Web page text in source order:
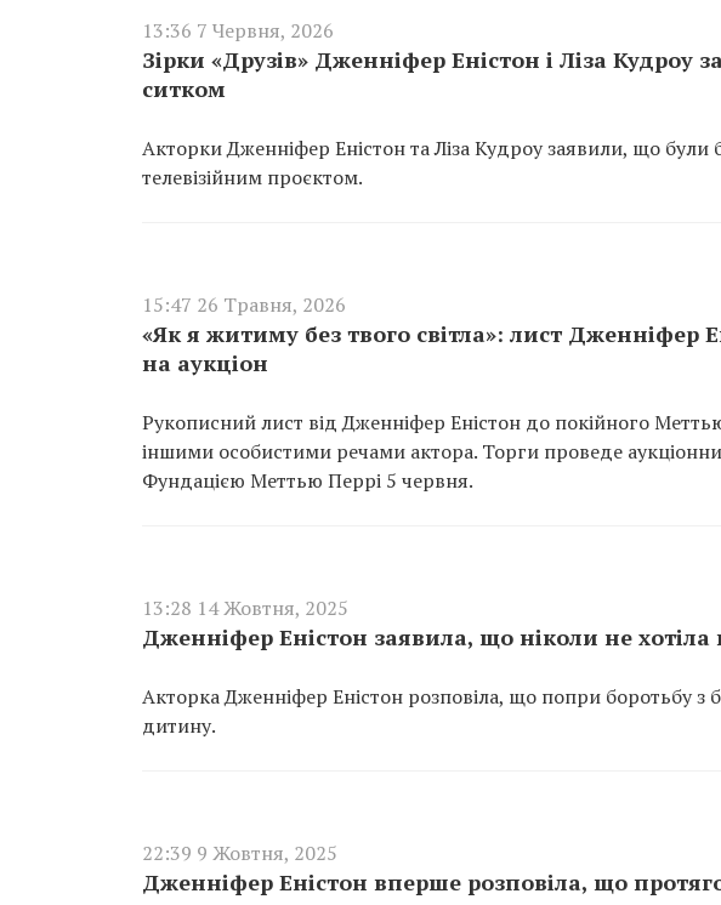
13:36 7 Червня, 2026
Зірки «Друзів» Дженніфер Еністон і Ліза Кудроу
ситком
Акторки Дженніфер Еністон та Ліза Кудроу заявили, що
телевізійним проєктом.
15:47 26 Травня, 2026
«Як я житиму без твого світла»: лист Дженніфер
на аукціон
Рукописний лист від Дженніфер Еністон до покійного
іншими особистими речами актора. Торги проведе
Фундацією Меттью Перрі 5 червня.
13:28 14 Жовтня, 2025
Дженніфер Еністон заявила, що ніколи не
Акторка Дженніфер Еністон розповіла, що попри боротьбу з
дитину.
22:39 9 Жовтня, 2025
Дженніфер Еністон вперше розповіла, що